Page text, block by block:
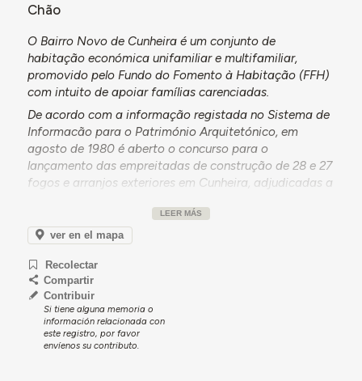
Chão
O Bairro Novo de Cunheira é um conjunto de
habitação económica unifamiliar e multifamiliar,
promovido pelo Fundo do Fomento à Habitação (FFH)
com intuito de apoiar famílias carenciadas.
De acordo com a informação registada no Sistema de
Informacão para o Património Arquitetónico, em
agosto de 1980 é aberto o concurso para o
lançamento das empreitadas de construção de 28 e 27
fogos e arranjos exteriores em Cunheira, adjudicadas a
A construção terá começado em 1982, seguindo-se o
processo de eletrificação do bairro - este que só viria a
ser concluído em janeiro de 1984. Em agosto de 1983
várias moradias estariam já ocupadas, após concurso
destinado aos agregados familiares em situação
precária na freguesia.
Em janeiro de 1985 a empreitada é definitivamente
LEER MÁS
ver en el mapa
Recolectar
Compartir
Contribuir
Si tiene alguna memoria o
información relacionada con
este registro, por favor
envíenos su contributo.